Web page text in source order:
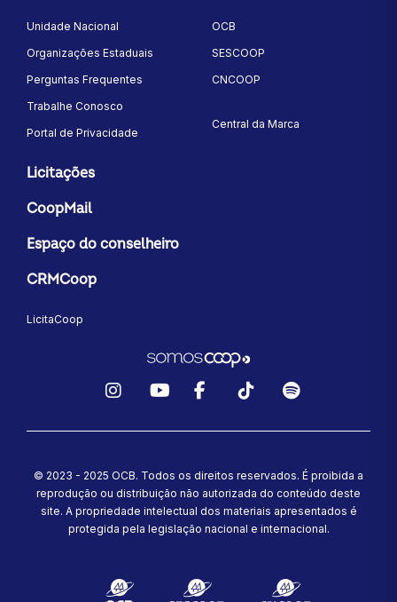
Unidade Nacional
Organizações Estaduais
Perguntas Frequentes
Trabalhe Conosco
Portal de Privacidade
OCB
SESCOOP
CNCOOP
Central da Marca
Licitações
CoopMail
Espaço do conselheiro
CRMCoop
LicitaCoop
© 2023 - 2025 OCB. Todos os direitos reservados. É proibida a
reprodução ou distribuição não autorizada do conteúdo deste
site. A propriedade intelectual dos materiais apresentados é
protegida pela legislação nacional e internacional.